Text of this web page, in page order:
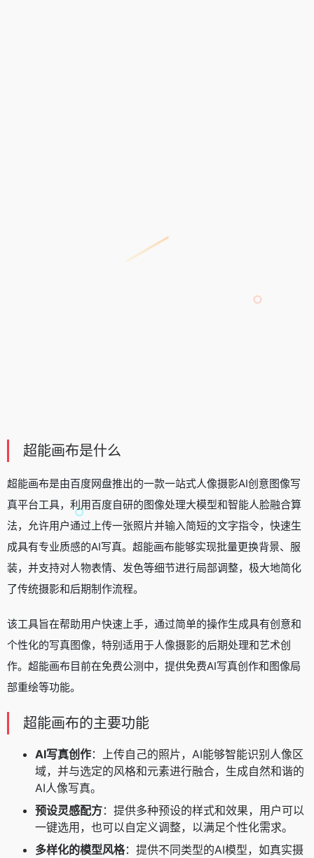
超能画布是什么
超能画布是由百度网盘推出的一款一站式人像摄影AI创意图像写
真平台工具，利用百度自研的图像处理大模型和智能人脸融合算
法，允许用户通过上传一张照片并输入简短的文字指令，快速生
成具有专业质感的AI写真。超能画布能够实现批量更换背景、服
装，并支持对人物表情、发色等细节进行局部调整，极大地简化
了传统摄影和后期制作流程。
该工具旨在帮助用户快速上手，通过简单的操作生成具有创意和
个性化的写真图像，特别适用于人像摄影的后期处理和艺术创
作。超能画布目前在免费公测中，提供免费AI写真创作和图像局
部重绘等功能。
超能画布的主要功能
AI写真创作：上传自己的照片，AI能够智能识别人像区
域，并与选定的风格和元素进行融合，生成自然和谐的
AI人像写真。
预设灵感配方：提供多种预设的样式和效果，用户可以
一键选用，也可以自定义调整，以满足个性化需求。
多样化的模型风格：提供不同类型的AI模型，如真实摄